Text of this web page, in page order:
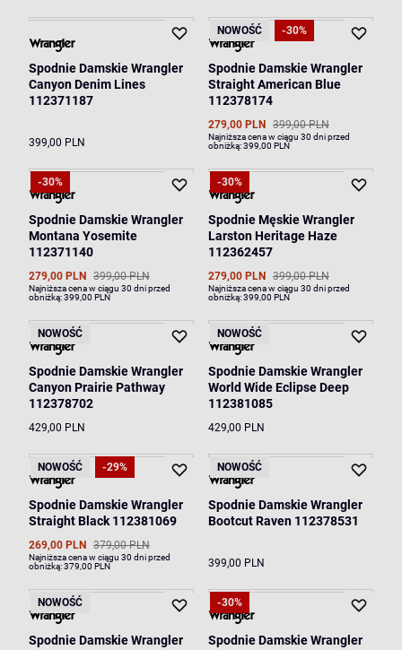
Spodnie Damskie Wrangler
Canyon Denim Lines
112371187
399,00 PLN
NOWOŚĆ -30%
Spodnie Damskie Wrangler
Straight American Blue
112378174
279,00 PLN 399,00 PLN
Najniższa cena w ciągu 30 dni przed
obniżką:399,00 PLN
-30%
Spodnie Damskie Wrangler
Montana Yosemite
112371140
279,00 PLN 399,00 PLN
Najniższa cena w ciągu 30 dni przed
obniżką:399,00 PLN
-30%
Spodnie Męskie Wrangler
Larston Heritage Haze
112362457
279,00 PLN 399,00 PLN
Najniższa cena w ciągu 30 dni przed
obniżką:399,00 PLN
NOWOŚĆ
Spodnie Damskie Wrangler
Canyon Prairie Pathway
112378702
429,00 PLN
NOWOŚĆ
Spodnie Damskie Wrangler
World Wide Eclipse Deep
112381085
429,00 PLN
NOWOŚĆ -29%
Spodnie Damskie Wrangler
Straight Black 112381069
269,00 PLN 379,00 PLN
Najniższa cena w ciągu 30 dni przed
obniżką:379,00 PLN
NOWOŚĆ
Spodnie Damskie Wrangler
Bootcut Raven 112378531
399,00 PLN
NOWOŚĆ
Spodnie Damskie Wrangler
-30%
Spodnie Damskie Wrangler